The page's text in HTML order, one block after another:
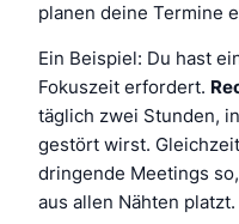
planen deine Termine
Ein Beispiel: Du hast
Fokuszeit erfordert.
täglich zwei Stunden,
gestört wirst.
dringende Meetings
aus allen Nähten platzt.